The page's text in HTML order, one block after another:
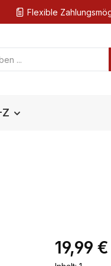
Flexible
Regulärer
19,99 €